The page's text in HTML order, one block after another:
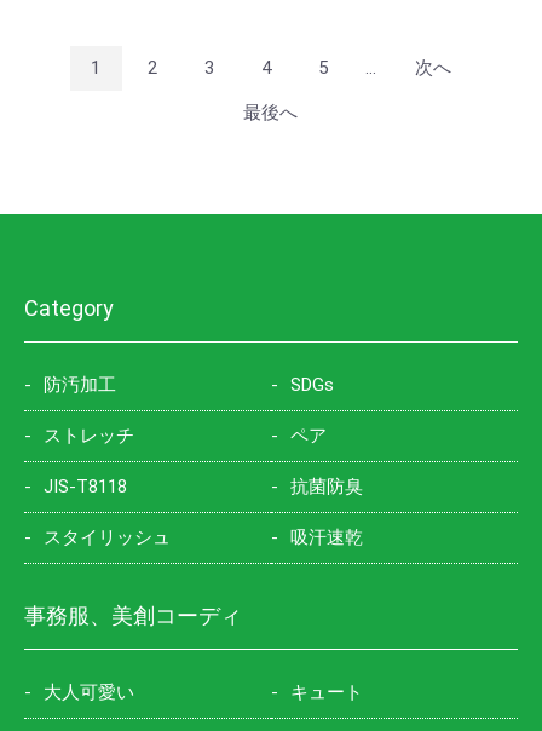
1 2 3 4 5 ... 次へ
最後へ
Category
防汚加工 SDGs
ストレッチ ペア
JIS-T8118 抗菌防臭
スタイリッシュ 吸汗速乾
事務服、美創コーディ
大人可愛い キュート